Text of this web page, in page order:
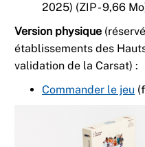
2025) (ZIP - 9,66
Version physique
établissements des
validation de la Carsat) :
Commander le jeu